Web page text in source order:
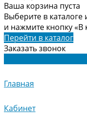
Ваша корзина пуста
Выберите в
и нажмите кнопку «В
Перейти в каталог
Заказать звонок
Главная
Кабинет